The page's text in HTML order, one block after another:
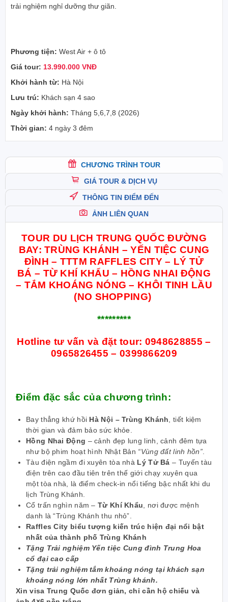
trải nghiệm nghỉ dưỡng thư giãn.
Phương tiện: West Air + ô tô
Giá tour: 13.990.000 VNĐ
Khởi hành từ: Hà Nội
Lưu trú: Khách sạn 4 sao
Ngày khởi hành: Tháng 5,6,7,8 (2026)
Thời gian: 4 ngày 3 đêm
CHƯƠNG TRÌNH TOUR
GIÁ TOUR & DỊCH VỤ
THÔNG TIN ĐIỂM ĐẾN
ẢNH LIÊN QUAN
TOUR DU LỊCH TRUNG QUỐC ĐƯỜNG
BAY: TRÙNG KHÁNH – YẾN TIỆC CUNG
ĐÌNH – TTTM RAFFLES CITY – LÝ TỬ
BÁ – TỪ KHÍ KHẨU – HỒNG NHAI ĐỘNG
– TẮM KHOÁNG NÓNG – KHÔI TINH LẦU
(NO SHOPPING)
*********
Hotline tư vấn và đặt tour: 0948628855 –
0965826455 – 0399866209
Điểm đặc sắc của chương trình:
Bay thẳng khứ hồi Hà Nội – Trùng Khánh , tiết kiệm
thời gian và đảm bảo sức khỏe.
Hồng Nhai Động – cảnh đẹp lung linh, cảnh đêm tựa
như bộ phim hoạt hình Nhật Bản “Vùng đất linh hồn”
Tàu điện ngầm đi xuyên tòa nhà Lý Tử Bá– Tuyến tàu
điện trên cao đầu tiên trên thế giới chạy xuyên qua
một tòa nhà, là điểm check-in nổi tiếng bậc nhất khi du
lịch Trùng Khánh.
Cổ trấn nghìn năm – Từ Khí Khẩu , nơi được mệnh
danh là “Trùng Khánh thu nhỏ”.
Raffles City biểu tượng kiến trúc hiện đại nổi bật
nhất của thành phố Trùng Khánh
Tặng Trải nghiệm Yến tiệc Cung đình Trung Hoa
cổ đại cao cấp
Tặng trải nghiệm tắm khoáng nóng tại khách sạn
khoáng nóng lớn nhất Trùng khánh.
Xin visa Trung Quốc đơn giản, chỉ cần hộ chiếu và